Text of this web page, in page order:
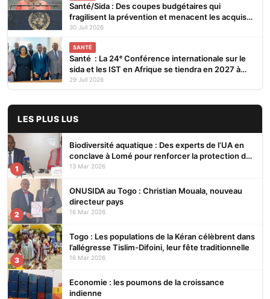
Santé/Sida : Des coupes budgétaires qui
fragilisent la prévention et menacent les acquis
(ONUSIDA)
30 Juil 2026
SANTÉ
Santé : La 24ᵉ Conférence internationale sur le
sida et les IST en Afrique se tiendra en 2027 à
Cotonou
29 Juil 2026
LES PLUS LUS
1
Biodiversité aquatique : Des experts de l’UA en
conclave à Lomé pour renforcer la protection des
écosystèmes
13 Mar 2026
2
ONUSIDA au Togo : Christian Mouala, nouveau
directeur pays
16 Mar 2026
3
Togo : Les populations de la Kéran célèbrent dans
l’allégresse Tislim-Difoini, leur fête traditionnelle
16 Mar 2026
Economie : les poumons de la croissance
indienne